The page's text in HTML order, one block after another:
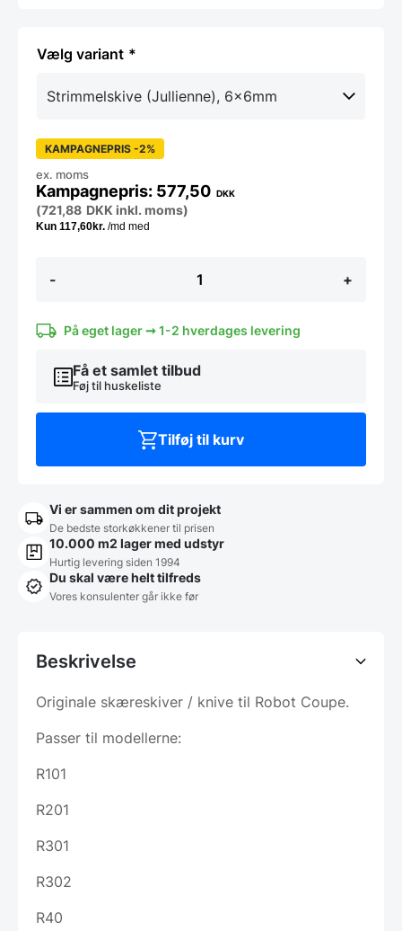
variant
-
robot
+
KAMPAGNEPRIS -2%
577,50 DKK
ex. moms
(721,88 DKK inkl. moms)
På eget lager ➞ 1-2 hverdages levering
Få et samlet tilbud
Føj til huskeliste
Tilføj til kurv
Vi er sammen om dit projekt
De bedste storkøkkener til prisen
10.000 m2 lager med udstyr
Hurtig levering siden 1994
Du skal være helt tilfreds
Vores konsulenter går ikke før
Beskrivelse
Originale skæreskiver / knive til Robot Coupe.
Passer til modellerne:
R101
R201
R301
R302
R40